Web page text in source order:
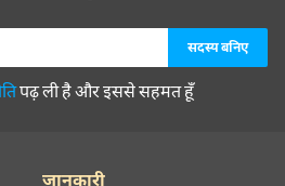
पढ़ ली है और इससे सहमत हूँ
जानकारी